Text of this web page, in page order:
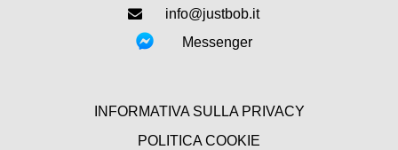
info@justbob.it
Messenger
INFORMATIVA SULLA PRIVACY
POLITICA COOKIE